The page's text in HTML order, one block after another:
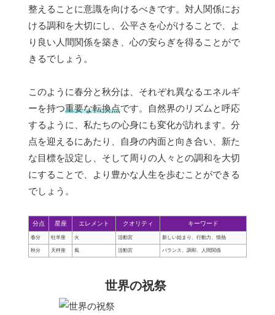
整えることに意識を向けるべきです。対人関係にお
ける調和を大切にし、公平さを心がけることで、よ
り良い人間関係を築き、心の安らぎを得ることがで
きるでしょう。
このように春分と秋分は、それぞれ異なるエネルギ
ーを持つ重要な転換点です。自然界のリズムと呼応
するように、私たちの心身にも変化が訪れます。分
点を迎えるにあたり、自身の内面と向き合い、新た
な目標を設定し、そして周りの人々との調和を大切
にすることで、より豊かな人生を歩むことができる
でしょう。
分点 星座 エレメント クオリティ キーワード
春分 牡羊座 火 活動宮 新しい始まり、行動力、情熱
秋分 天秤座 風 活動宮 バランス、調和、人間関係
世界の祝祭